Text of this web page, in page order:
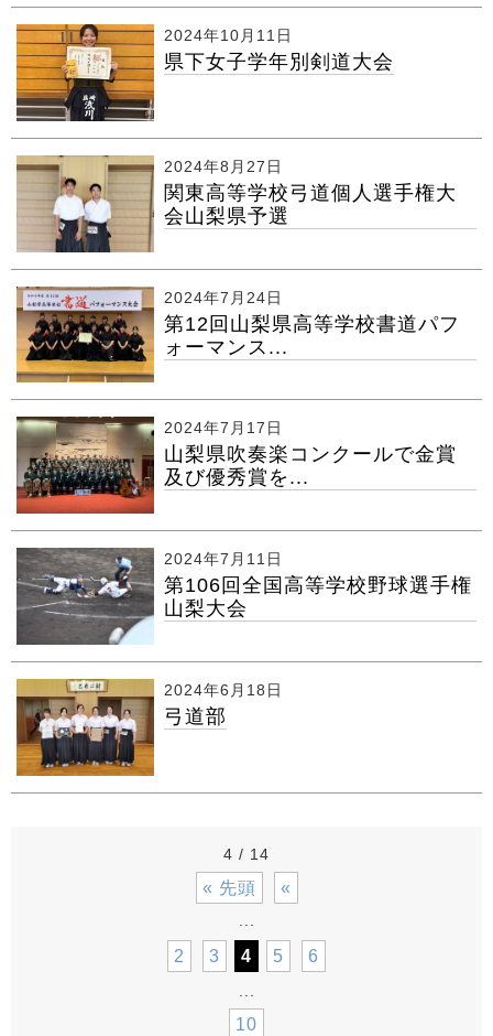
2024年10月11日
県下女子学年別剣道大会
2024年8月27日
関東高等学校弓道個人選手権大
会山梨県予選
2024年7月24日
第12回山梨県高等学校書道パフ
ォーマンス...
2024年7月17日
山梨県吹奏楽コンクールで金賞
及び優秀賞を...
2024年7月11日
第106回全国高等学校野球選手権
山梨大会
2024年6月18日
弓道部
4 / 14
« 先頭 «
2 3 4 5 6
10